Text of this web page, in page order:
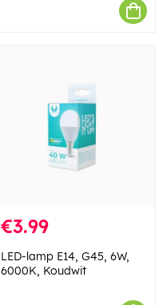
€3.99
LED-lamp E14, G45, 6W,
6000K, Koudwit